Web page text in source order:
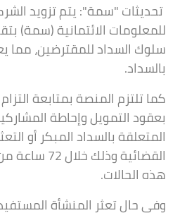
تحديثات "سمة": يتم تزويد
للمعلومات الائتمانية (سمة)
سلوك السداد للمقترضين، مما
بالسداد.
كما تلتزم المنصة بمتابعة
بعقود التمويل وإحاطة
المتعلقة بالسداد المبكر أو
القضائية
هذه الحالات.
وفي حال تعثر المنشأة